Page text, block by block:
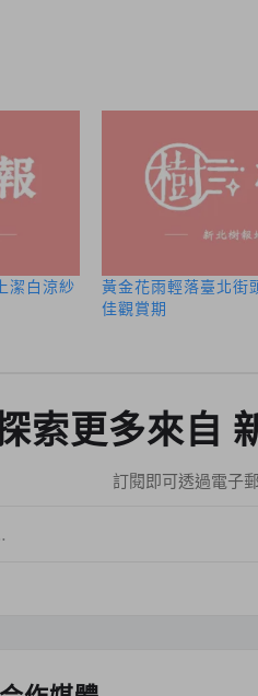
潔白涼紗
黃金花雨輕落臺北
佳觀賞期
索更多來自
訂閱即可透過電子